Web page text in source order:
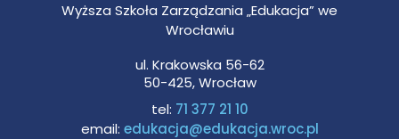
Wyższa Szkoła Zarządzania „Edukacja” we
Wrocławiu
ul. Krakowska 56-62
50-425, Wrocław
tel: 71 377 21 10
email: edukacja@edukacja.wroc.pl